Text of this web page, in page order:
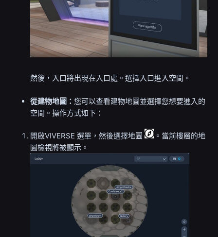
然後，入口將出現在入口處。選擇入口進入空間。
從建物地圖：您可以查看建物地圖並選擇您想要進入的
空間。操作方式如下：
開啟VIVERSE 選單，然後選擇地圖
。當前樓層的地
圖檢視將被顯示。